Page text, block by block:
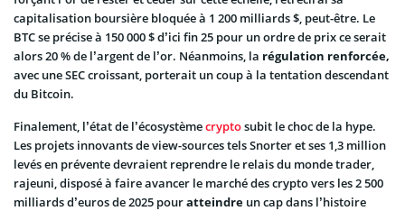
capitalisation boursière bloquée à 1 200 milliards $, peut-être. Le
BTC se précise à 150 000 $ d’ici fin 25 pour un ordre de prix ce serait
alors 20 % de l’argent de l’or. Néanmoins, la régulation renforcée,
avec une SEC croissant, porterait un coup à la tentation descendant
du Bitcoin.
Finalement, l’état de l’écosystèmecryptosubit le choc de la hype.
Les projets innovants de view-sources tels Snorter et ses 1,3 million
levés en prévente devraient reprendre le relais du monde trader,
rajeuni, disposé à faire avancer le marché des crypto vers les 2 500
milliards d’euros de 2025 pouratteindre un cap dans l’histoire